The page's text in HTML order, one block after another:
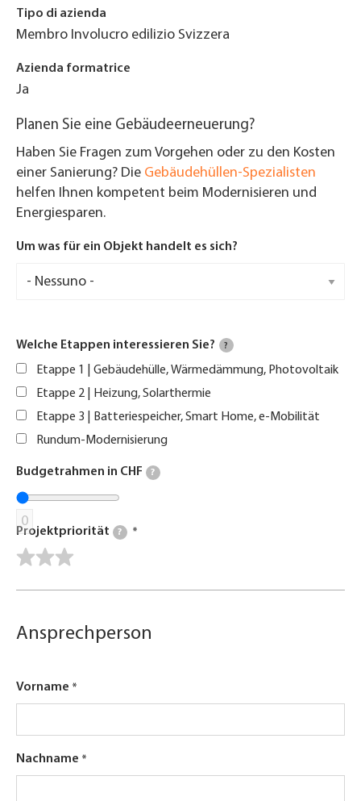
Tipo di azienda
Membro Involucro edilizio Svizzera
Azienda formatrice
Ja
Planen Sie eine Gebäudeerneuerung?
Haben Sie Fragen zum Vorgehen oder zu den Kosten
einer Sanierung? Die Gebäudehüllen-Spezialisten
helfen Ihnen kompetent beim Modernisieren und
Energiesparen.
Um was für ein Objekt handelt es sich?
Welche Etappen interessieren Sie? ?
Etappe 1 | Gebäudehülle, Wärmedämmung, Photovoltaik
Etappe 2 | Heizung, Solarthermie
Etappe 3 | Batteriespeicher, Smart Home, e-Mobilität
Rundum-Modernisierung
Budgetrahmen in CHF ?
0
Projektpriorität ?
Ansprechperson
Vorname
Nachname